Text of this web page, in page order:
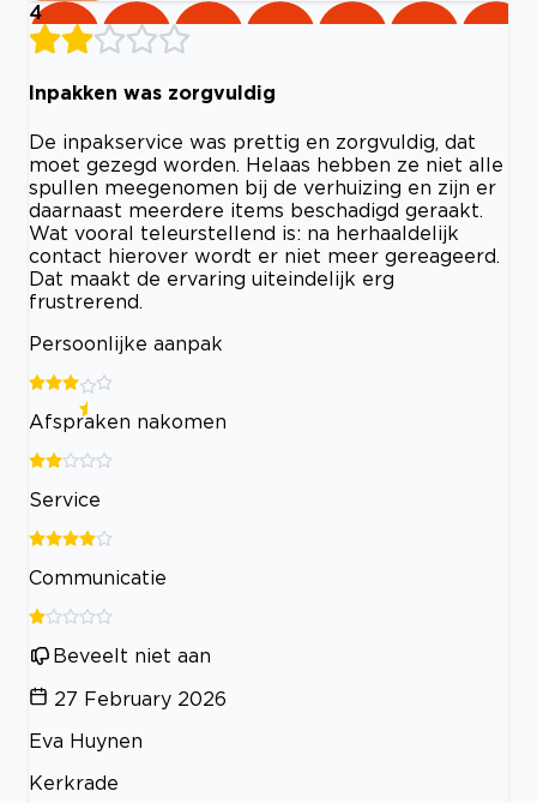
4
Inpakken was zorgvuldig
De inpakservice was prettig en zorgvuldig, dat
moet gezegd worden. Helaas hebben ze niet alle
spullen meegenomen bij de verhuizing en zijn er
daarnaast meerdere items beschadigd geraakt.
Wat vooral teleurstellend is: na herhaaldelijk
contact hierover wordt er niet meer gereageerd.
Dat maakt de ervaring uiteindelijk erg
frustrerend.
Persoonlijke aanpak
Afspraken nakomen
Service
Communicatie
Beveelt niet aan
27 February 2026
Eva Huynen
Kerkrade